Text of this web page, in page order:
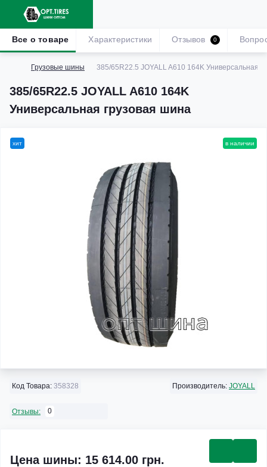
Грузовые шины 385/65R22.5 JOYALL A610 164K Универсальная
385/65R22.5 JOYALL A610 164K
Универсальная грузовая шина
Все о товаре Характеристики Отзывов 0
хит в наличии
Код Товара: 358328 Производитель: JOYALL
Отзывы: 0
Цена шины: 15 614.00 грн.